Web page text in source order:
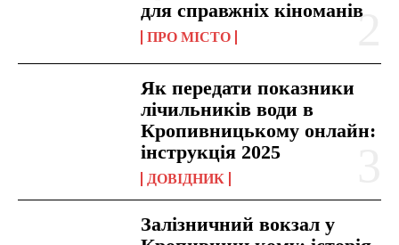
для справжніх кіноманів
ПРО МІСТО
Як передати показники
лічильників води в
Кропивницькому онлайн:
інструкція 2025
ДОВІДНИК
Залізничний вокзал у